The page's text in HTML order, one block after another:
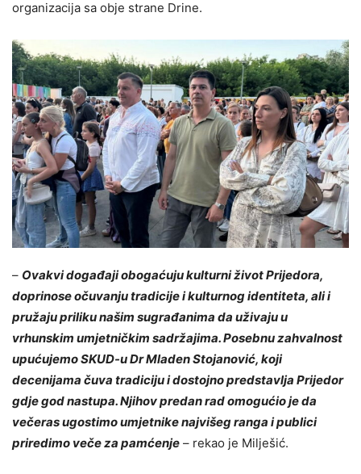
organizacija sa obje strane Drine.
– Ovakvi događaji obogaćuju kulturni život Prijedora,
doprinose očuvanju tradicije i kulturnog identiteta, ali i
pružaju priliku našim sugrađanima da uživaju u
vrhunskim umjetničkim sadržajima. Posebnu zahvalnost
upućujemo SKUD-u Dr Mladen Stojanović, koji
decenijama čuva tradiciju i dostojno predstavlja Prijedor
gdje god nastupa. Njihov predan rad omogućio je da
večeras ugostimo umjetnike najvišeg ranga i publici
priredimo veče za pamćenje – rekao je Milješić.